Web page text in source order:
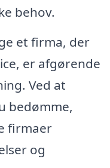
behov.
et firma, der
er afgørende
Ved at
bedømme,
firmaer
og